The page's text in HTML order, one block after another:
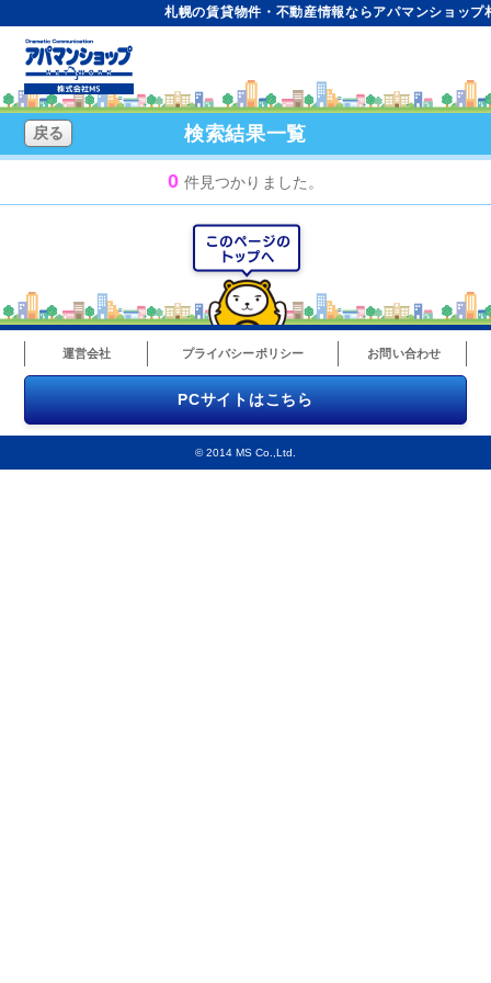
札幌の賃貸物件・不動産情報ならアパマンショップ
検索結果一覧
戻る
0 件見つかりました。
運営会社 プライバシーポリシー お問い合わせ
PCサイトはこちら
© 2014 MS Co.,Ltd.